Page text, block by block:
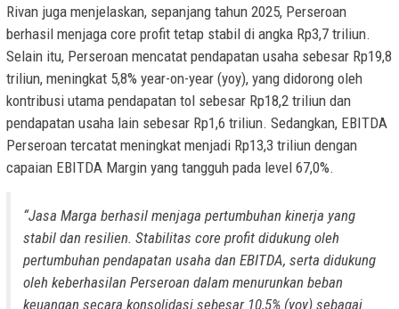
Rivan juga menjelaskan, sepanjang tahun 2025, Perseroan
berhasil menjaga core profit tetap stabil di angka Rp3,7 triliun.
Selain itu, Perseroan mencatat pendapatan usaha sebesar Rp19,8
triliun, meningkat 5,8% year-on-year (yoy), yang didorong oleh
kontribusi utama pendapatan tol sebesar Rp18,2 triliun dan
pendapatan usaha lain sebesar Rp1,6 triliun. Sedangkan, EBITDA
Perseroan tercatat meningkat menjadi Rp13,3 triliun dengan
capaian EBITDA Margin yang tangguh pada level 67,0%.
“Jasa Marga berhasil menjaga pertumbuhan kinerja yang
stabil dan resilien. Stabilitas core profit didukung oleh
pertumbuhan pendapatan usaha dan EBITDA, serta didukung
oleh keberhasilan Perseroan dalam menurunkan beban
keuangan secara konsolidasi sebesar 10,5% (yoy) sebagai